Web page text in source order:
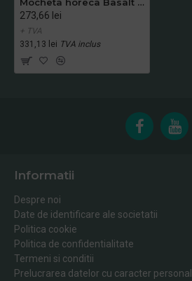
273,66 lei
+ TVA
331,13 lei TVA inclus
Informatii
Despre noi
Date de identificare ale societatii
Politica cookie
Politica de confidentialitate
Termeni si conditii
Prelucrarea datelor cu caracter personal